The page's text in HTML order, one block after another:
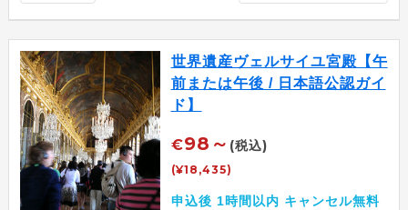
世界遺産ヴェルサイユ宮殿【午
前または午後 / 日本語公認ガイ
ド】
€98～ (税込)
(¥18,435)
申込後 1時間以内 キャンセル無料